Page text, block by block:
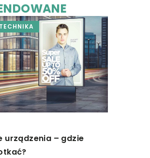
urządzenia – gdzie